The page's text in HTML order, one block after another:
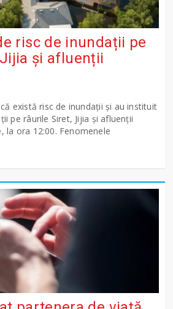
risc de inundații pe
și afluenții
există risc de inundații și au instituit
pe râurile Siret, Jijia și afluenții
la ora 12:00. Fenomenele